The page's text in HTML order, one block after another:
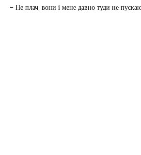
– Не плач, вони і мене давно туди не